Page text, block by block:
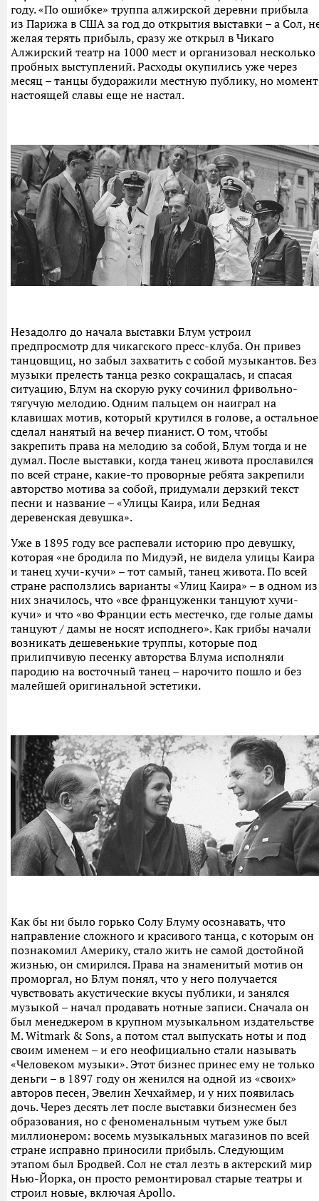
году. «По ошибке» труппа алжирской деревни прибыла
из Парижа в США за год до открытия выставки – а Сол,
желая терять прибыль, сразу же открыл в Чикаго
Алжирский театр на 1000 мест и организовал несколько
пробных выступлений. Расходы окупились уже через
месяц – танцы будоражили местную публику, но момент
настоящей славы еще не настал.
Незадолго до начала выставки Блум устроил
предпросмотр для чикагского пресс-клуба. Он привез
танцовщиц, но забыл захватить с собой музыкантов. Без
музыки прелесть танца резко сокращалась, и спасая
ситуацию, Блум на скорую руку сочинил фривольно-
тягучую мелодию. Одним пальцем он наиграл на
клавишах мотив, который крутился в голове, а остальное
сделал нанятый на вечер пианист. О том, чтобы
закрепить права на мелодию за собой, Блум тогда и не
думал. После выставки, когда танец живота прославился
по всей стране, какие-то проворные ребята закрепили
авторство мотива за собой, придумали дерзкий текст
песни и название – «Улицы Каира, или Бедная
деревенская девушка».
Уже в 1895 году все распевали историю про девушку,
которая «не бродила по Мидуэй, не видела улицы Каира
и танец хучи-кучи» – тот самый, танец живота. По всей
стране расползлись варианты «Улиц Каира» – в одном из
них значилось, что «все француженки танцуют хучи-
кучи» и что «во Франции есть местечко, где голые дамы
танцуют / дамы не носят исподнего». Как грибы начали
возникать дешевенькие труппы, которые под
прилипчивую песенку авторства Блума исполняли
пародию на восточный танец – нарочито пошло и без
малейшей оригинальной эстетики.
Как бы ни было горько Солу Блуму осознавать, что
направление сложного и красивого танца, с которым он
познакомил Америку, стало жить не самой достойной
жизнью, он смирился. Права на знаменитый мотив он
проморгал, но Блум понял, что у него получается
чувствовать акустические вкусы публики, и занялся
музыкой – начал продавать нотные записи. Сначала он
был менеджером в крупном музыкальном издательстве
M. Witmark & Sons, а потом стал выпускать ноты и под
своим именем – и его неофициально стали называть
«Человеком музыки». Этот бизнес принес ему не только
деньги – в 1897 году он женился на одной из «своих»
авторов песен, Эвелин Хечхаймер, и у них появилась
дочь. Через десять лет после выставки бизнесмен без
образования, но с феноменальным чутьем уже был
миллионером: восемь музыкальных магазинов по всей
стране исправно приносили прибыль. Следующим
этапом был Бродвей. Сол не стал лезть в актерский мир
Нью-Йорка, он просто ремонтировал старые театры и
строил новые, включая Apollo.